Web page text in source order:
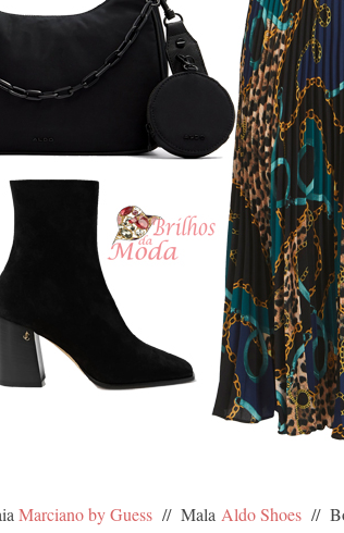
Marciano by Guess// Mala Aldo Shoes//